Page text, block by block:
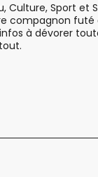
Culture, Sport et
compagnon futé
à dévorer